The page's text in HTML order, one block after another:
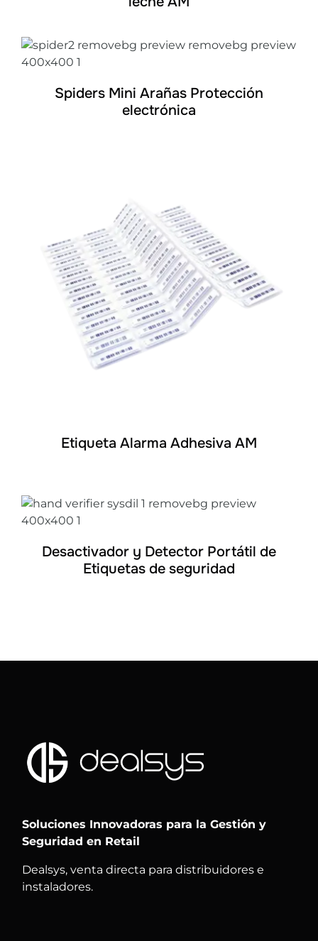
DETALLES
Spiders Mini Arañas Protección
electrónica
DETALLES
Etiqueta Alarma Adhesiva AM
Desactivador y Detector Portátil de
Etiquetas de seguridad
Soluciones Innovadoras para la Gestión y
Seguridad en Retail
Dealsys, venta directa para distribuidores e
instaladores.